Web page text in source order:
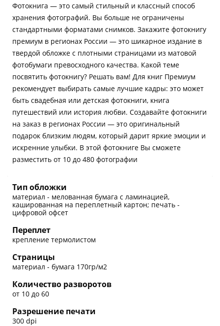
Фотокнига — это самый стильный и классный способ
хранения фотографий. Вы больше не ограничены
стандартными форматами снимков. Закажите фотокнигу
премиум в регионах России — это шикарное издание в
твердой обложке с плотными страницами из матовой
фотобумаги превосходного качества. Какой теме
посвятить фотокнигу? Решать вам! Для книг Премиум
рекомендует выбирать самые лучшие кадры: это может
быть свадебная или детская фотокниги, книга
путешествий или история любви. Создавайте фотокниги
на заказ в регионах России — это оригинальный
подарок близким людям, который дарит яркие эмоции и
искренние улыбки. В этой фотокниге Вы сможете
разместить от 10 до 480 фотографии
Тип обложки
материал - мелованная бумага с ламинацией,
кашированная на переплетный картон; печать -
цифровой офсет
Переплет
крепление термолистом
Страницы
материал - бумага 170гр/м2
Количество разворотов
от 10 до 60
Разрешение печати
300 dpi